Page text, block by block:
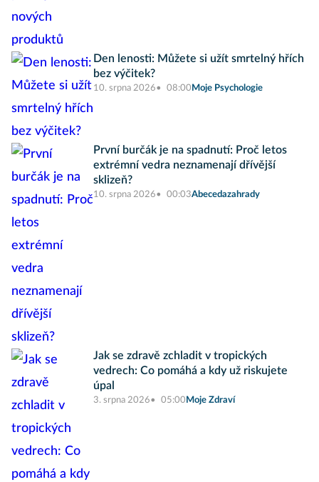
Den lenosti: Můžete si užít smrtelný hřích
bez výčitek?
10. srpna 2026 08:00 Moje Psychologie
První burčák je na spadnutí: Proč letos
extrémní vedra neznamenají dřívější
sklizeň?
10. srpna 2026 00:03Abecedazahrady
Jak se zdravě zchladit v tropických
vedrech: Co pomáhá a kdy už riskujete
úpal
3. srpna 2026 05:00 Moje Zdraví